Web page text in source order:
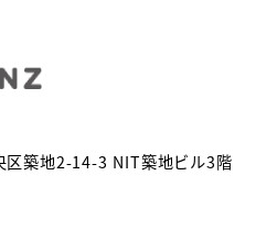
築地2-14-3 NIT築地ビル3階